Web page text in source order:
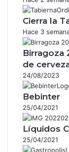
Cierra la
Hace 3
Birragoza
de
24/08/2023
Bebinter
25/04/2021
Líquidos
25/04/2021